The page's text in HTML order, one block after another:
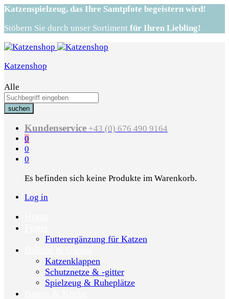
Katzenspielzeug, das Ihre Samtpfote begeistern wird!
Stöbern Sie durch unser Sortiment für Ihren Liebling!
Katzenshop
Alle
suchen
Kundenservice +43 (0) 676 490 9164
0
0
0
Es befinden sich keine Produkte im Warenkorb.
Log in
Futterergänzung für Katzen
Katzenklappen
Schutznetze & -gitter
Spielzeug & Ruheplätze